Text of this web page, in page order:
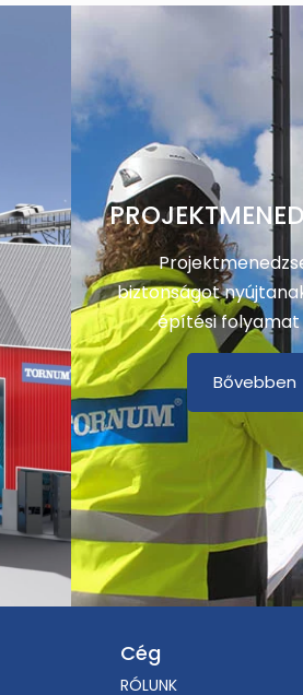
biztonságot
építési folyamat
Bővebben
Cég
RÓLUNK